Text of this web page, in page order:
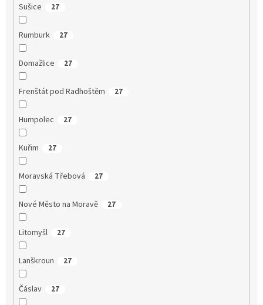
Sušice 27
Rumburk 27
Domažlice 27
Frenštát pod Radhoštěm 27
Humpolec 27
Kuřim 27
Moravská Třebová 27
Nové Město na Moravě 27
Litomyšl 27
Lanškroun 27
Čáslav 27